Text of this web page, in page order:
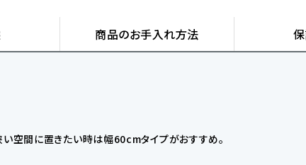
商品のお手入れ方法
空間に置きたい時は幅60cmタイプがおすすめ。